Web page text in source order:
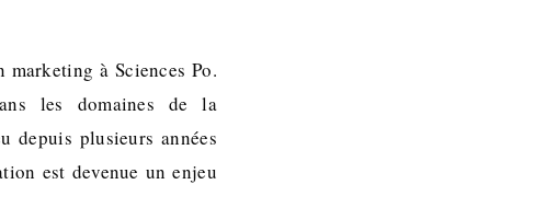
à Sciences Po.
les domaines de la
depuis plusieurs années
est devenue un enjeu